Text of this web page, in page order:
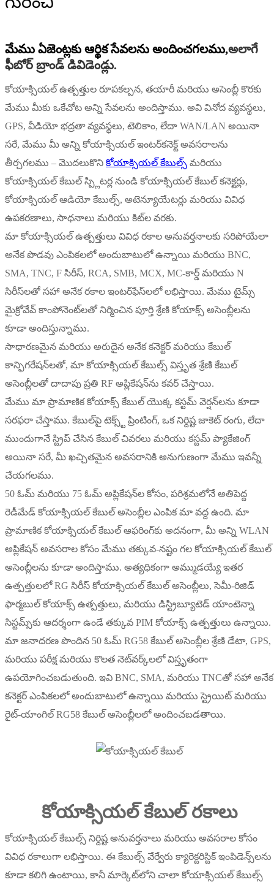
మేము ఏజెంట్లకు ఆర్థిక సేవలను అందించగలము,అలాగే
ఫీబోర్ బ్రాండ్ డివిడెండ్లు.
కోయాక్సియల్ ఉత్పత్తుల రూపకల్పన, తయారీ మరియు అసెంబ్లీ కొరకు
మేము మీకు ఒకేచోట అన్ని సేవలను అందిస్తాము. అవి వినోద వ్యవస్థలు,
GPS, వీడియో భద్రతా వ్యవస్థలు, టెలికాం, లేదా WAN/LAN అయినా
సరే, మేము మీ అన్ని కోయాక్సియల్ ఇంటర్‌కనెక్ట్ అవసరాలను
తీర్చగలము – మొదలుకొని కోయాక్సియల్ కేబుల్స్ మరియు
కోయాక్సియల్ కేబుల్ స్ప్లిటర్ల నుండి కోయాక్సియల్ కేబుల్ కనెక్టర్లు,
కోయాక్సియల్ ఆడియో కేబుల్స్, అటెన్యూయేటర్లు మరియు వివిధ
ఉపకరణాలు, సాధనాలు మరియు కిట్‌ల వరకు.
మా కోయాక్సియల్ ఉత్పత్తులు వివిధ రకాల అనువర్తనాలకు సరిపోయేలా
అనేక పొడవు ఎంపికలలో అందుబాటులో ఉన్నాయి మరియు BNC,
SMA, TNC, F సిరీస్, RCA, SMB, MCX, MC-కార్డ్ మరియు N
సిరీస్‌లతో సహా అనేక రకాల ఇంటర్‌ఫేస్‌లలో లభిస్తాయి. మేము టైమ్స్
మైక్రోవేవ్ కాంపోనెంట్‌లతో నిర్మించిన పూర్తి శ్రేణి కోయాక్స్ అసెంబ్లీలను
కూడా అందిస్తున్నాము.
సాధారణమైన మరియు అరుదైన అనేక కనెక్టర్ మరియు కేబుల్
కాన్ఫిగరేషన్‌లతో, మా కోయాక్సియల్ కేబుల్స్ విస్తృత శ్రేణి కేబుల్
అసెంబ్లీలతో దాదాపు ప్రతి RF అప్లికేషన్‌ను కవర్ చేస్తాయి.
మేము మా ప్రామాణిక కోయాక్స్ కేబుల్ యొక్క కస్టమ్ వెర్షన్‌లను కూడా
సరఫరా చేస్తాము. కేబుల్‌పై టెక్స్ట్ ప్రింటింగ్, ఒక నిర్దిష్ట జాకెట్ రంగు, లేదా
ముందుగానే స్ట్రిప్ చేసిన కేబుల్ చివరలు మరియు కస్టమ్ ప్యాకేజింగ్
అయినా సరే, మీ ఖచ్చితమైన అవసరానికి అనుగుణంగా మేము ఇవన్నీ
చేయగలము.
50 ఓమ్ మరియు 75 ఓమ్ అప్లికేషన్‌ల కోసం, పరిశ్రమలోనే అతిపెద్ద
రెడీమేడ్ కోయాక్సియల్ కేబుల్ అసెంబ్లీల ఎంపిక మా వద్ద ఉంది. మా
ప్రామాణిక కోయాక్సియల్ కేబుల్ ఆఫరింగ్‌కు అదనంగా, మీ అన్ని WLAN
అప్లికేషన్ అవసరాల కోసం మేము తక్కువ-నష్టం గల కోయాక్సియల్ కేబుల్
అసెంబ్లీలను కూడా అందిస్తాము. అత్యధికంగా అమ్ముడయ్యే ఇతర
ఉత్పత్తులలో RG సిరీస్ కోయాక్సియల్ కేబుల్ అసెంబ్లీలు, సెమీ-రిజిడ్
ఫార్మబుల్ కోయాక్స్ ఉత్పత్తులు, మరియు డిస్ట్రిబ్యూటెడ్ యాంటెన్నా
సిస్టమ్స్‌కు ఆదర్శంగా ఉండే తక్కువ PIM కోయాక్స్ ఉత్పత్తులు ఉన్నాయి.
మా జనాదరణ పొందిన 50 ఓమ్ RG58 కేబుల్ అసెంబ్లీల శ్రేణి డేటా, GPS,
మరియు పరీక్ష మరియు కొలత నెట్‌వర్క్‌లలో విస్తృతంగా
ఉపయోగించబడుతుంది. ఇవి BNC, SMA, మరియు TNCతో సహా అనేక
కనెక్టర్ ఎంపికలలో అందుబాటులో ఉన్నాయి మరియు స్ట్రెయిట్ మరియు
రైట్-యాంగిల్ RG58 కేబుల్ అసెంబ్లీలలో అందించబడతాయి.
కోయాక్సియల్ కేబుల్ రకాలు
కోయాక్సియల్ కేబుల్స్ నిర్దిష్ట అనువర్తనాలు మరియు అవసరాల కోసం
వివిధ రకాలుగా లభిస్తాయి. ఈ కేబుల్స్ వేర్వేరు క్యారెక్టరిస్టిక్ ఇంపిడెన్స్‌లను
కూడా కలిగి ఉంటాయి, కానీ మార్కెట్‌లోని చాలా కోయాక్సియల్ కేబుల్స్